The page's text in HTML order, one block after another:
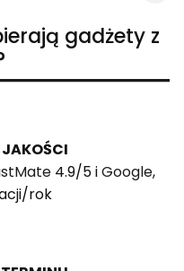
gadżety z
4.9/5 iGoogle,
rok